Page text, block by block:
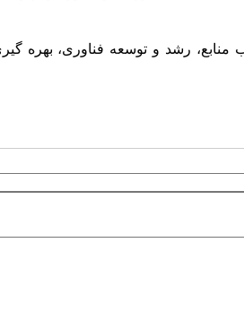
رشد و توسعه فناوری، بهره